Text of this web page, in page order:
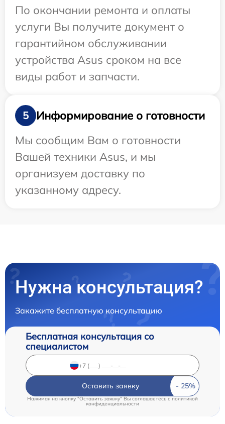
По окончании ремонта и оплаты
услуги Вы получите документ о
гарантийном обслуживании
устройства Asus сроком на все
виды работ и запчасти.
5
Информирование о готовности
Мы сообщим Вам о готовности
Вашей техники Asus, и мы
организуем доставку по
указанному адресу.
Нужна консультация?
Закажите бесплатную консультацию
Бесплатная консультация со
специалистом
Оставить заявку
Нажимая на кнопку "Оставить заявку" Вы соглашаетесь c политикой
конфиденциальности